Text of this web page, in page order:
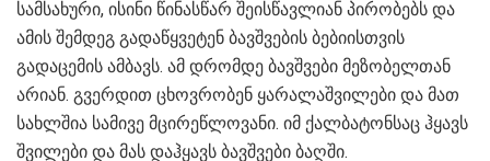
სამსახური, ისინი წინასწარ შეისწავლიან პირობებს და
ამის შემდეგ გადაწყვეტენ ბავშვების ბებიისთვის
გადაცემის ამბავს. ამ დრომდე ბავშვები მეზობელთან
არიან. გვერდით ცხოვრობენ ყარალაშვილები და მათ
სახლშია სამივე მცირეწლოვანი. იმ ქალბატონსაც ჰყავს
შვილები და მას დაჰყავს ბავშვები ბაღში.